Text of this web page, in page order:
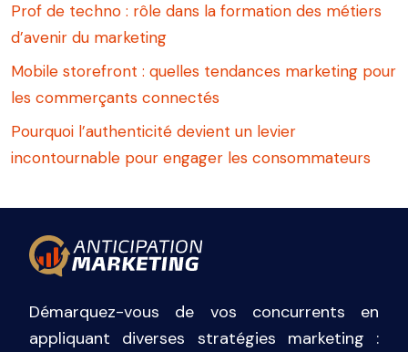
Prof de techno : rôle dans la formation des métiers
d’avenir du marketing
Mobile storefront : quelles tendances marketing pour
les commerçants connectés
Pourquoi l’authenticité devient un levier
incontournable pour engager les consommateurs
Démarquez-vous de vos concurrents en
appliquant diverses stratégies marketing :